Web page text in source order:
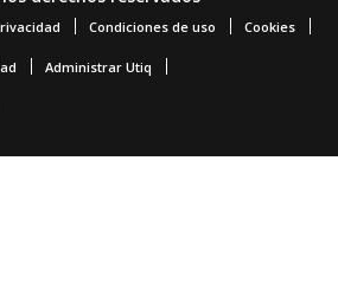
Condiciones de uso Cookies
Administrar Utiq